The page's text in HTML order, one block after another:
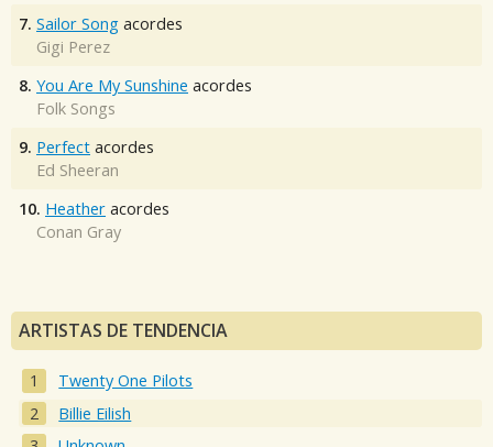
7. Sailor Song acordes
Gigi Perez
8. You Are My Sunshine acordes
Folk Songs
9. Perfect acordes
Ed Sheeran
10. Heather acordes
Conan Gray
ARTISTAS DE TENDENCIA
Twenty One Pilots
Billie Eilish